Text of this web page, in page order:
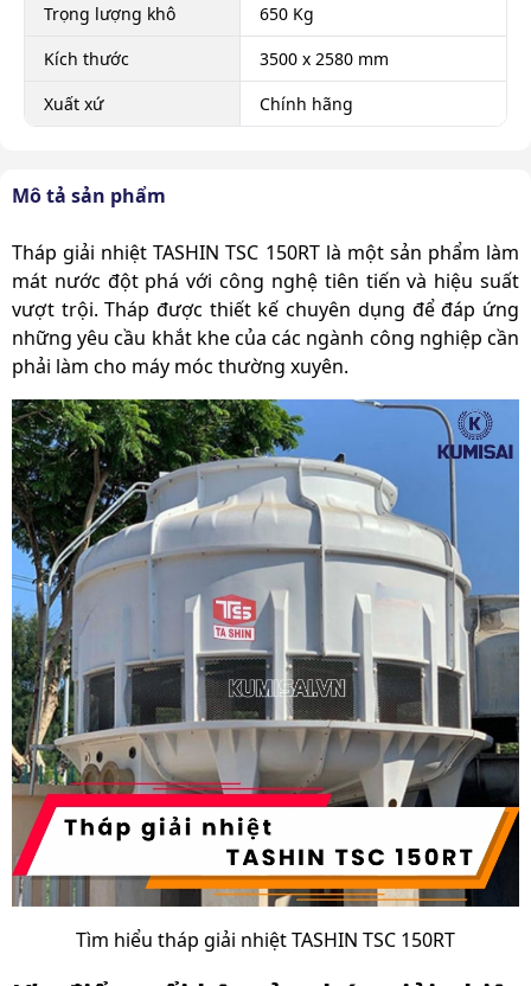
Mô tả sản phẩm
Tháp giải nhiệt TASHIN TSC 150RT là một sản phẩm làm
mát nước đột phá với công nghệ tiên tiến và hiệu suất
vượt trội. Tháp được thiết kế chuyên dụng để đáp ứng
những yêu cầu khắt khe của các ngành công nghiệp cần
phải làm cho máy móc thường xuyên.
Tìm hiểu tháp giải nhiệt TASHIN TSC 150RT
Trọng lượng khô
650 Kg
Kích thước
3500 x 2580 mm
Xuất xứ
Chính hãng